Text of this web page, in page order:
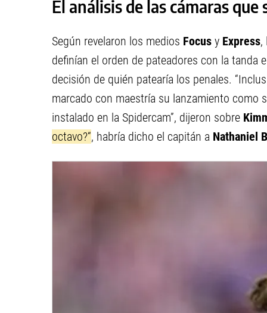
El análisis de las cámaras
Según revelaron los medios Focus y Express,
definían el orden de pateadores con la tanda
decisión de quién patearía los penales.
marcado con maestría su lanzamiento como
instalado en la Spidercam”, dijeron sobre
octavo?“, habría dicho el capitán a Nathaniel